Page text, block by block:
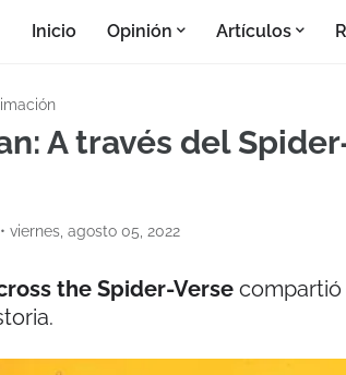
Inicio Opinión Artículos
A través del
• viernes, agosto 05, 2022
the Spider-Verse compartió